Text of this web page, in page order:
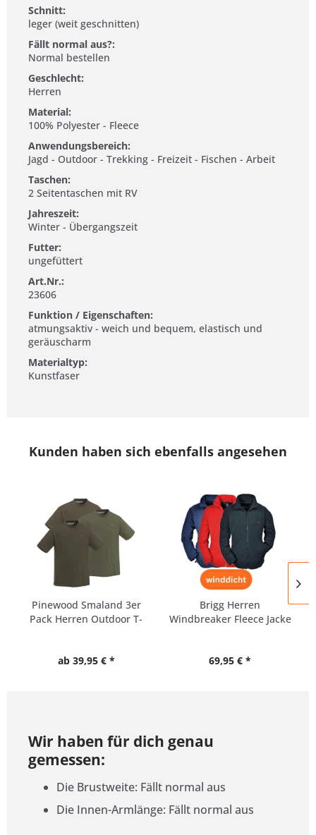
Schnitt:
leger (weit geschnitten)
Fällt normal aus?:
Normal bestellen
Geschlecht:
Herren
Material:
100% Polyester - Fleece
Anwendungsbereich:
Jagd - Outdoor - Trekking - Freizeit - Fischen - Arbeit
Taschen:
2 Seitentaschen mit RV
Jahreszeit:
Winter - Übergangszeit
Futter:
ungefüttert
Art.Nr.:
23606
Funktion / Eigenschaften:
atmungsaktiv - weich und bequem, elastisch und
geräuscharm
Materialtyp:
Kunstfaser
Kunden haben sich ebenfalls angesehen
Pinewood Smaland 3er
Pack Herren Outdoor T-
ab 39,95 € *
Brigg Herren
Windbreaker Fleece Jacke
69,95 € *
Wir haben für dich genau
gemessen:
Die Brustweite: Fällt normal aus
Die Innen-Armlänge: Fällt normal aus